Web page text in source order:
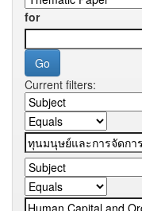
for
Current filters: